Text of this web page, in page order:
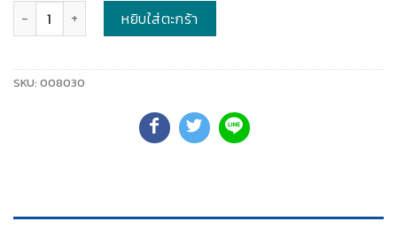
หยิบใส่ตะกร้า
SKU: 008030